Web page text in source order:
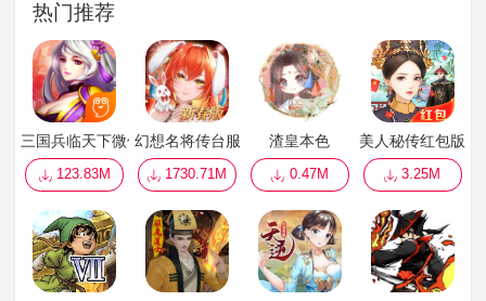
热门推荐
三国兵临天下微信版
123.83M
幻想名将传台服
1730.71M
渣皇本色
0.47M
美人秘传红包版
3.25M